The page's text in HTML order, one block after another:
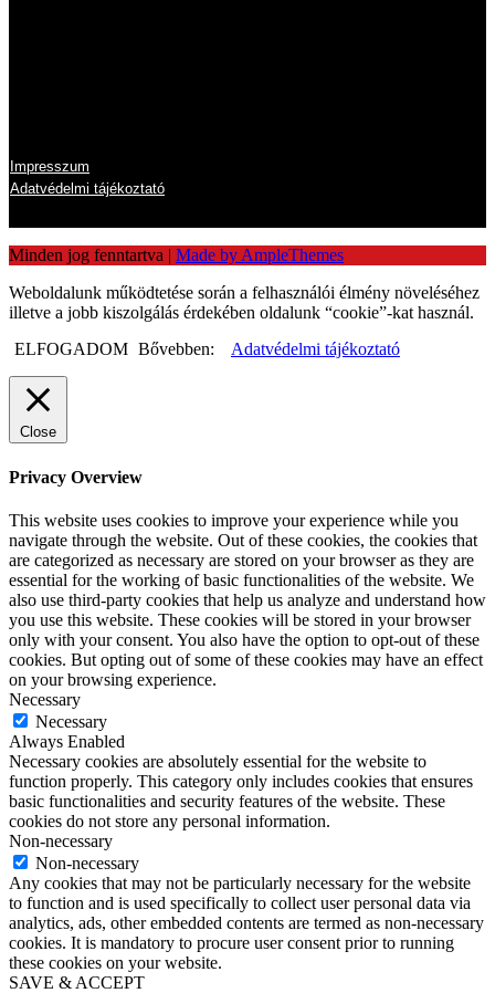
Impresszum
Adatvédelmi tájékoztató
Minden jog fenntartva
Made by AmpleThemes
Weboldalunk működtetése során a felhasználói élmény növeléséhez
illetve a jobb kiszolgálás érdekében oldalunk “cookie”-kat használ.
ELFOGADOM Bővebben: Adatvédelmi tájékoztató
Close
Privacy Overview
This website uses cookies to improve your experience while you
navigate through the website. Out of these cookies, the cookies that
are categorized as necessary are stored on your browser as they are
essential for the working of basic functionalities of the website. We
also use third-party cookies that help us analyze and understand how
you use this website. These cookies will be stored in your browser
only with your consent. You also have the option to opt-out of these
cookies. But opting out of some of these cookies may have an effect
on your browsing experience.
Necessary
Necessary
Always Enabled
Necessary cookies are absolutely essential for the website to
function properly. This category only includes cookies that ensures
basic functionalities and security features of the website. These
cookies do not store any personal information.
Non-necessary
Non-necessary
Any cookies that may not be particularly necessary for the website
to function and is used specifically to collect user personal data via
analytics, ads, other embedded contents are termed as non-necessary
cookies. It is mandatory to procure user consent prior to running
these cookies on your website.
SAVE & ACCEPT